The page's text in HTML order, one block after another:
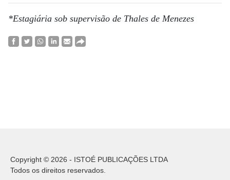
*Estagiária sob supervisão de Thales de Menezes
Copyright © 2026 - ISTOÉ PUBLICAÇÕES LTDA
Todos os direitos reservados.